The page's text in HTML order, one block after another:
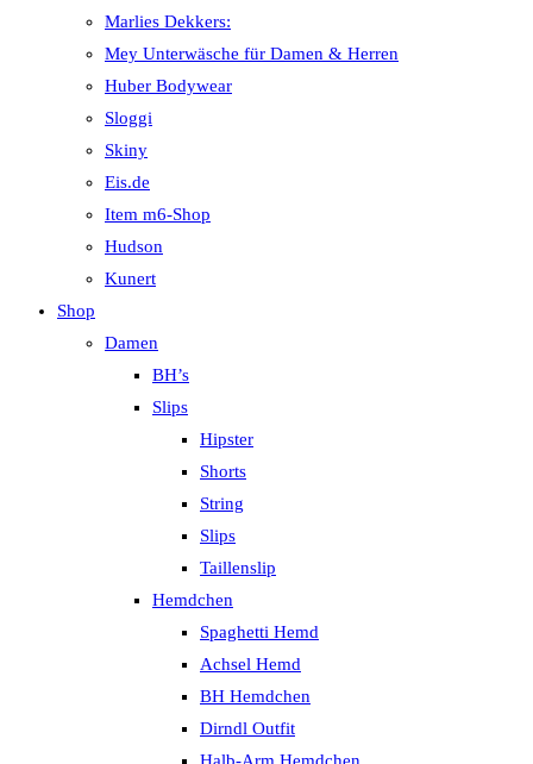
Marlies Dekkers:
Mey Unterwäsche für Damen & Herren
Huber Bodywear
Sloggi
Skiny
Eis.de
Item m6-Shop
Hudson
Kunert
Shop
Damen
BH’s
Slips
Hipster
Shorts
String
Slips
Taillenslip
Hemdchen
Spaghetti Hemd
Achsel Hemd
BH Hemdchen
Dirndl Outfit